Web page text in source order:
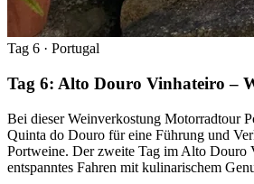
Tag 6 · Portugal
Tag 6: Alto Douro Vinhateiro –
Bei dieser Weinverkostung Motorradtour
Quinta do Douro für eine Führung und
Portweine. Der zweite Tag im Alto Douro
entspanntes Fahren mit kulinarischem